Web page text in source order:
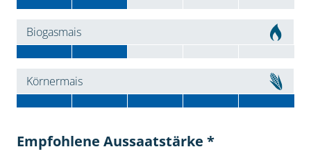
Biogasmais
Körnermais
Empfohlene Aussaatstärke *